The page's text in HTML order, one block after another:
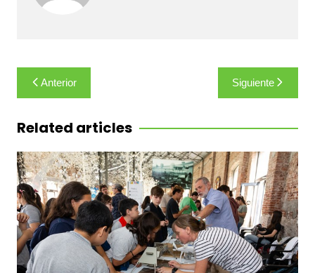
Navegación
de
entradas
Anterior Siguiente
Related articles